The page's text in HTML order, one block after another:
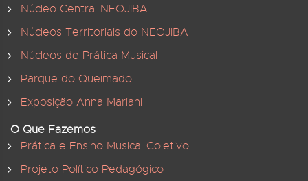
Núcleo Central NEOJIBA
Núcleos Territoriais do NEOJIBA
Núcleos de Prática Musical
Parque do Queimado
Exposição Anna Mariani
O Que Fazemos
Prática e Ensino Musical Coletivo
Projeto Político Pedagógico